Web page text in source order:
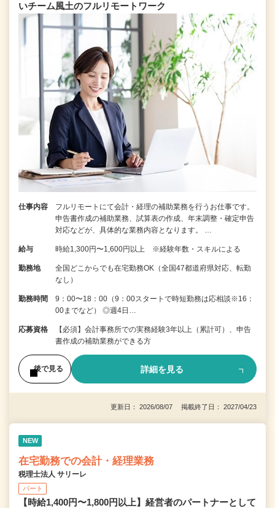
いチーム⾵⼟のフルリモートワーク
仕事内容
フルリモートにて会計・経理の補助業務を行うお仕事です。
申告書作成の補助業務、試算表の作成、年末調整・確定申告
対応などが、具体的な業務内容となります。 …
給与 時給1,300円〜1,600円以上 ※経験年数・スキルによる
勤務地
全国どこからでも在宅勤務OK（全国47都道府県対応、転勤
なし）
勤務時間
9：00〜18：00（9：00スタートで時短勤務は応相談※16：
00までなど） ◎週4日…
応募資格
【必須】会計事務所での実務経験3年以上（累計可）、申告
書作成の補助業務ができる方
後で見る 詳細を見る
更新日： 2026/08/07 掲載終了日： 2027/04/23
NEW
在宅勤務での会計・経理業務
税理士法人 サリーレ
パート
【時給1,400円〜1,800円以上】経営者のパートナーとして